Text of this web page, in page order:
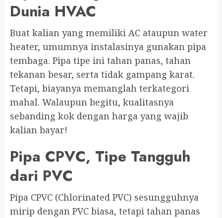
Dunia HVAC
Buat kalian yang memiliki AC ataupun water
heater, umumnya instalasinya gunakan pipa
tembaga. Pipa tipe ini tahan panas, tahan
tekanan besar, serta tidak gampang karat.
Tetapi, biayanya memanglah terkategori
mahal. Walaupun begitu, kualitasnya
sebanding kok dengan harga yang wajib
kalian bayar!
Pipa CPVC, Tipe Tangguh
dari PVC
Pipa CPVC (Chlorinated PVC) sesungguhnya
mirip dengan PVC biasa, tetapi tahan panas